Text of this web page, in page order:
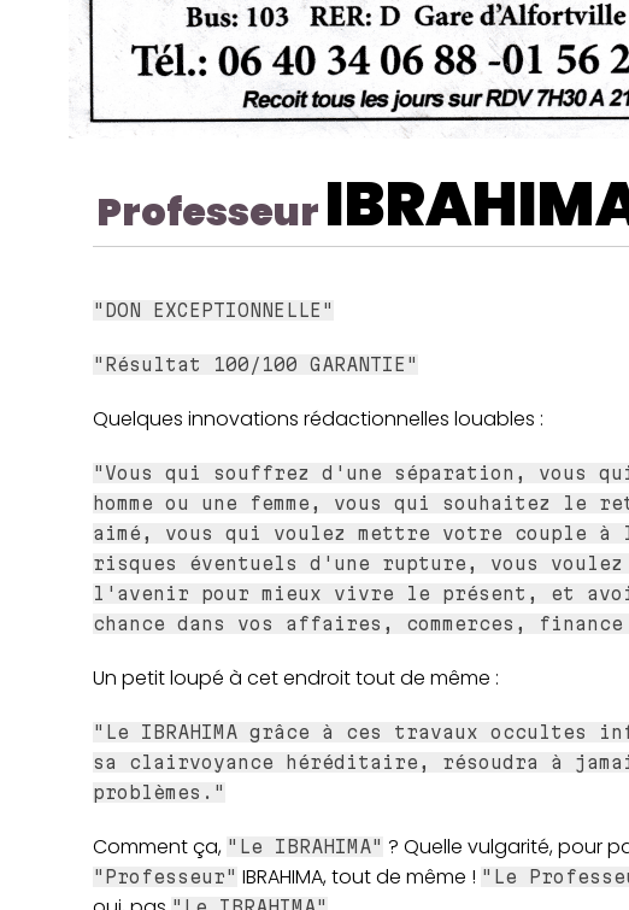
Professeur
"DON EXCEPTIONNELLE"
"Résultat 100/100 GARANTIE"
Quelques innovations rédactionnelles louables :
"Vous qui souffrez d'une séparation, vous
homme ou une femme, vous qui souhaitez le
aimé, vous qui voulez mettre votre couple
risques éventuels d'une rupture, vous
l'avenir pour mieux vivre le présent, et
chance dans vos affaires, commerces,
Un petit loupé à cet endroit tout de même :
"Le IBRAHIMA grâce à ces travaux
sa clairvoyance héréditaire, résoudra à
problèmes."
Comment ça, "Le IBRAHIMA" ? Quelle vulgarité, pour
"Professeur" IBRAHIMA, tout de même ! "Le